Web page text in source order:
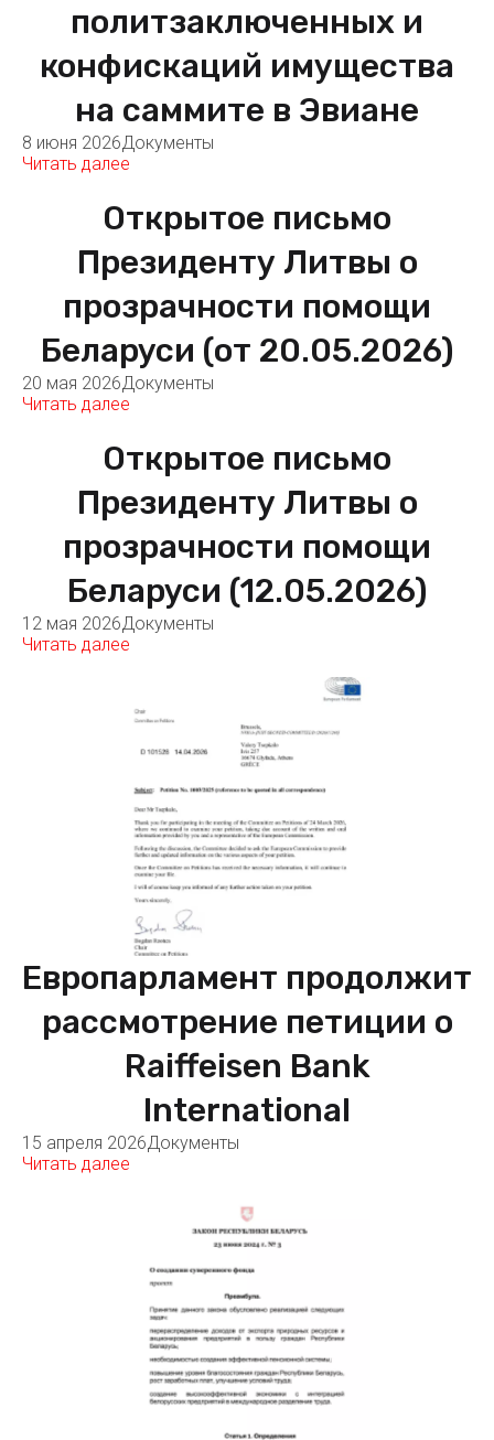
политзаключенных и
конфискаций имущества
на саммите в Эвиане
8 июня 2026Документы
Читать далее
Открытое письмо
Президенту Литвы о
прозрачности помощи
Беларуси (от 20.05.2026)
20 мая 2026Документы
Читать далее
Открытое письмо
Президенту Литвы о
прозрачности помощи
Беларуси (12.05.2026)
12 мая 2026Документы
Читать далее
Европарламент продолжит
рассмотрение петиции о
Raiffeisen Bank
International
15 апреля 2026Документы
Читать далее